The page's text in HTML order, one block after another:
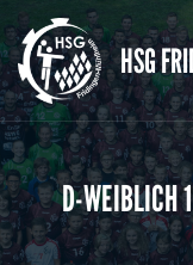
HSG
D-WEIBLICH